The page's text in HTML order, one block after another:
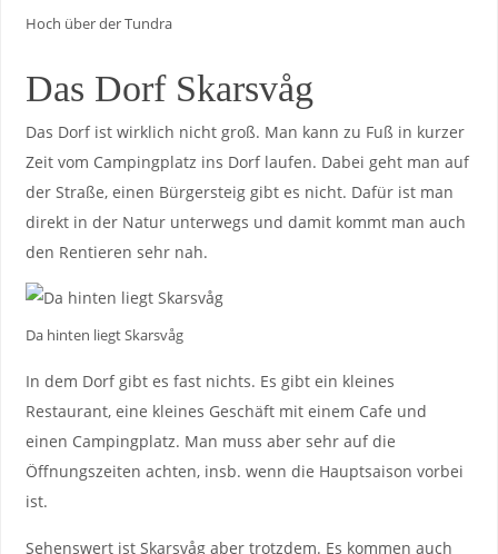
Hoch über der Tundra
Das Dorf Skarsvåg
Das Dorf ist wirklich nicht groß. Man kann zu Fuß in kurzer
Zeit vom Campingplatz ins Dorf laufen. Dabei geht man auf
der Straße, einen Bürgersteig gibt es nicht. Dafür ist man
direkt in der Natur unterwegs und damit kommt man auch
den Rentieren sehr nah.
Da hinten liegt Skarsvåg
In dem Dorf gibt es fast nichts. Es gibt ein kleines
Restaurant, eine kleines Geschäft mit einem Cafe und
einen Campingplatz. Man muss aber sehr auf die
Öffnungszeiten achten, insb. wenn die Hauptsaison vorbei
ist.
Sehenswert ist Skarsvåg aber trotzdem. Es kommen auch